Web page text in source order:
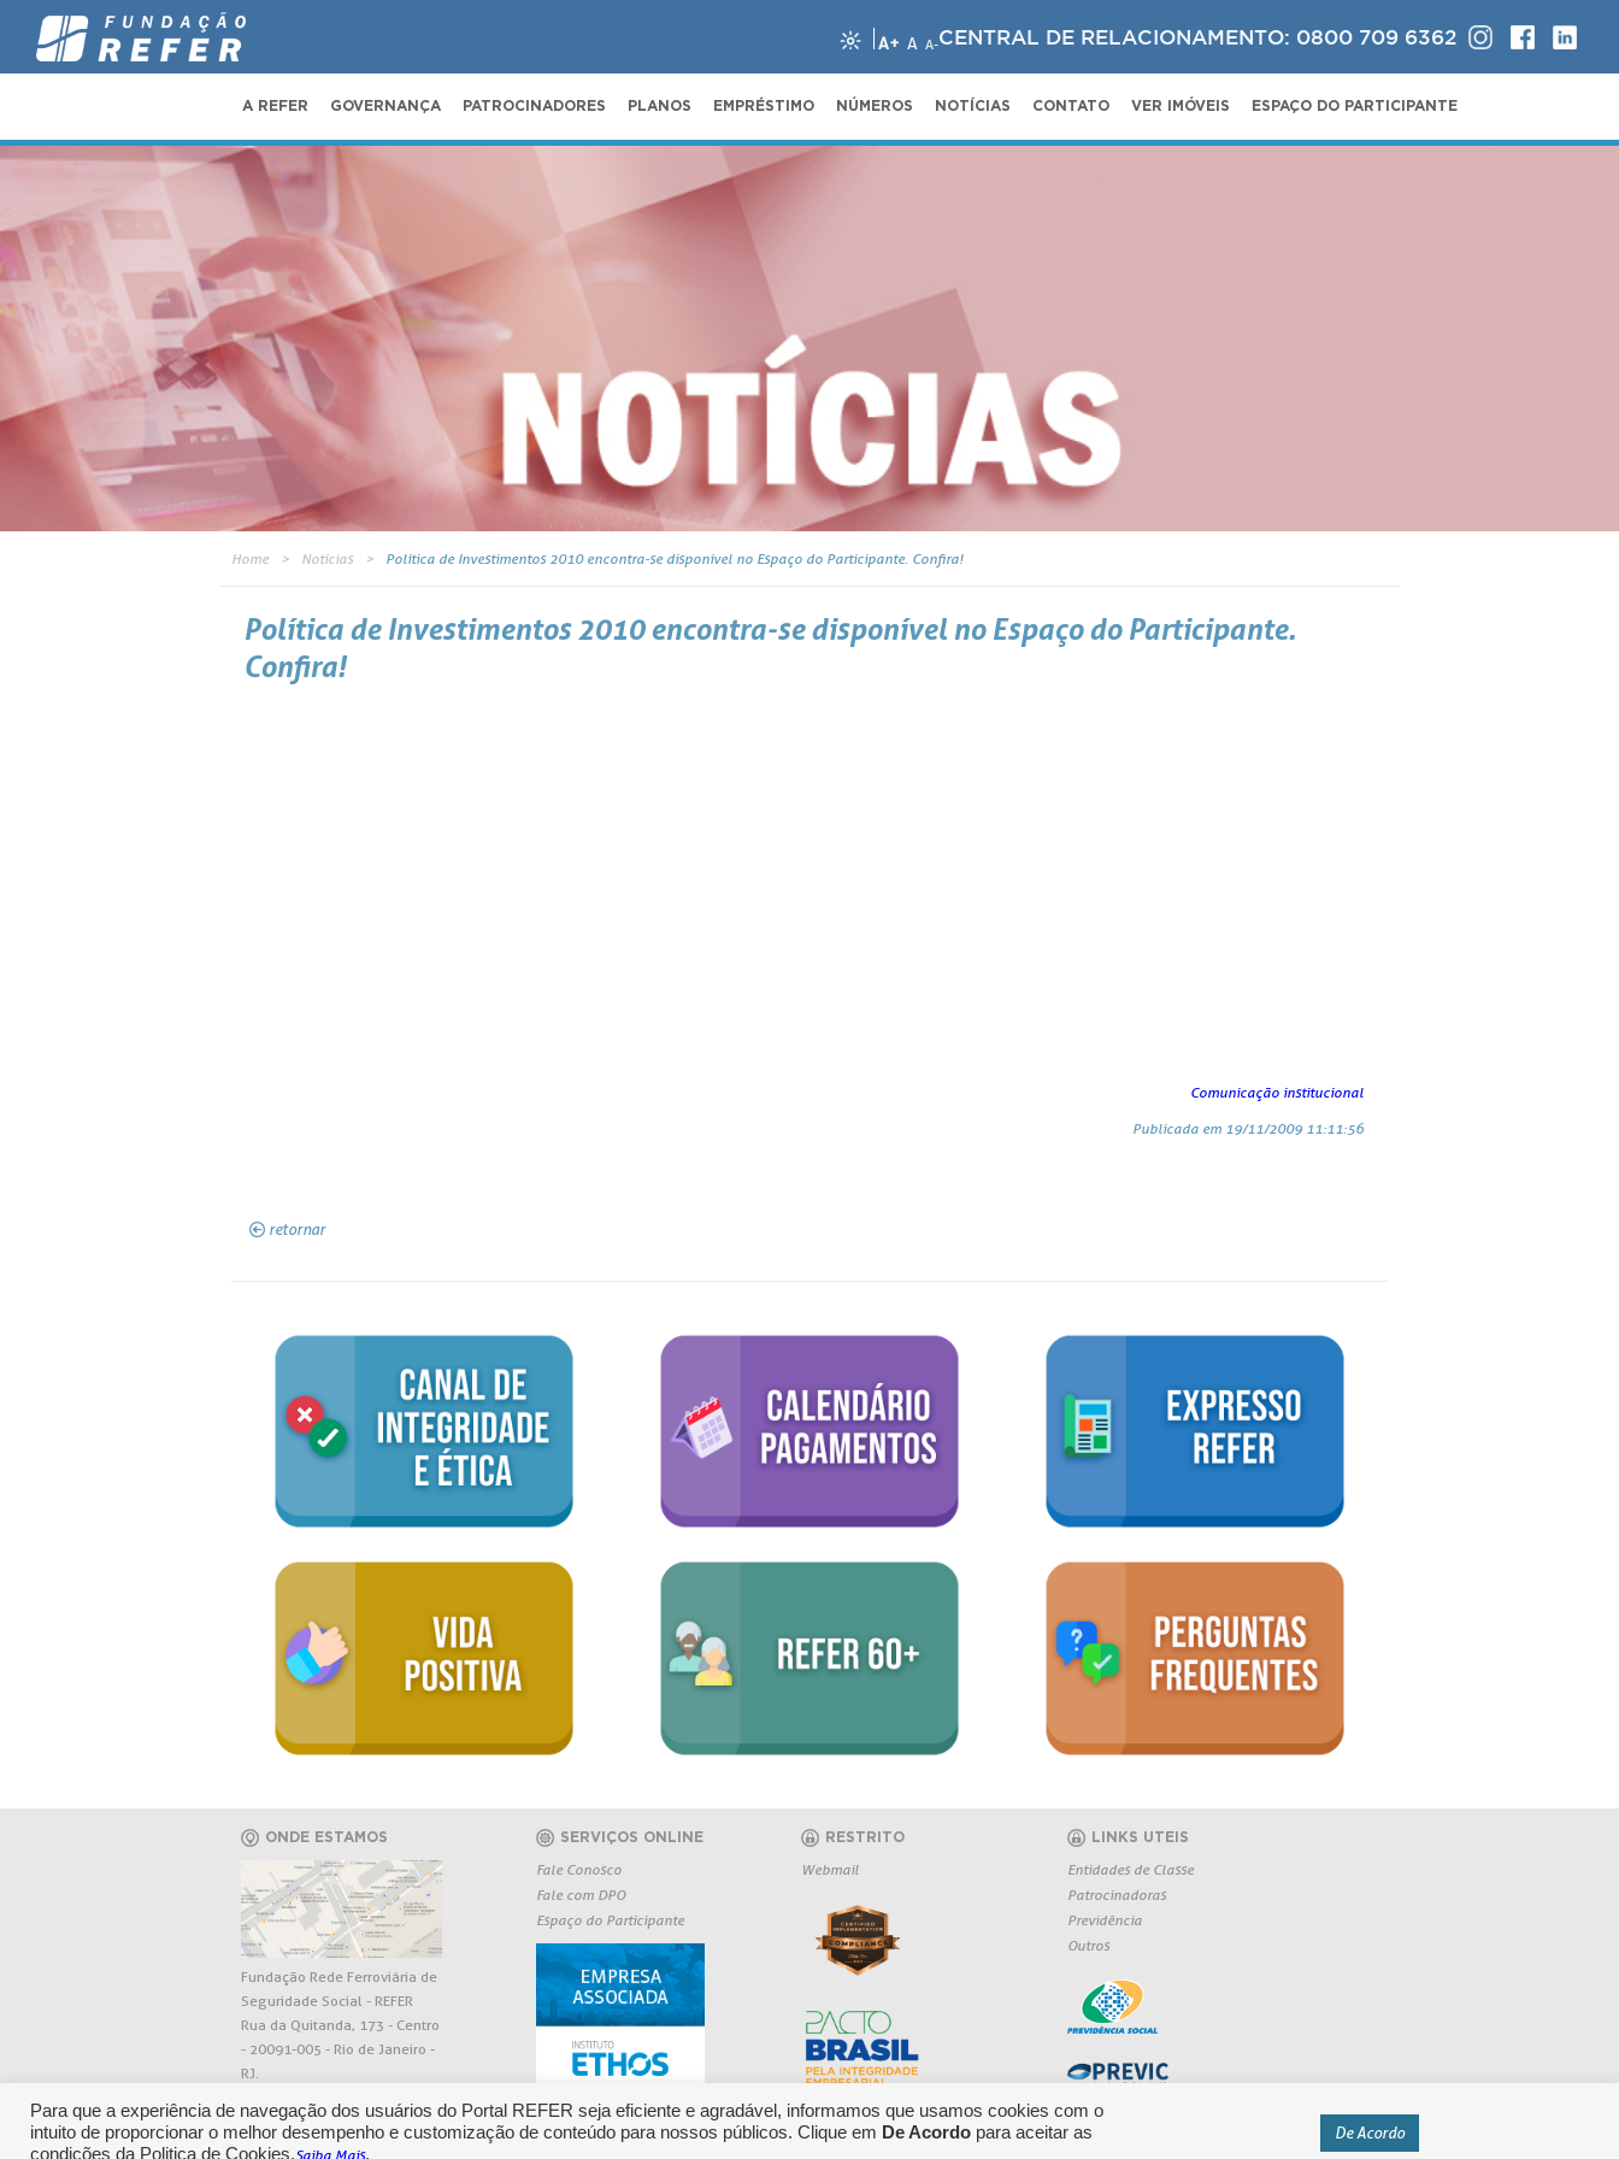
A+ A A-CENTRAL DE RELACIONAMENTO: 0800 709 6362
A REFER GOVERNANÇA PATROCINADORES PLANOS EMPRÉSTIMO NÚMEROS NOTÍCIAS CONTATO VER IMÓVEIS ESPAÇO DO PARTICIPANTE
Home Notícias Política de Investimentos 2010 encontra-se disponível no Espaço do Participante. Confira!
Política de Investimentos 2010 encontra-se disponível no Espaço do Participante.
Confira!
Comunicação institucional
Publicada em 19/11/2009 11:11:56
retornar
ONDE ESTAMOS
Fundação Rede Ferroviária de
Seguridade Social - REFER
Rua da Quitanda, 173 - Centro
- 20091-005 - Rio de Janeiro -
RJ.
SERVIÇOS ONLINE
Fale Conosco
Fale com DPO
Espaço do Participante
RESTRITO
Webmail
LINKS UTEIS
Entidades de Classe
Patrocinadoras
Previdência
Outros
Para que a experiência de navegação dos usuários do Portal REFER seja eficiente e agradável, informamos que usamos cookies com o
intuito de proporcionar o melhor desempenho e customização de conteúdo para nossos públicos. Clique em De Acordo para aceitar as
condições da Politica de Cookies.Saiba Mais.
De Acordo